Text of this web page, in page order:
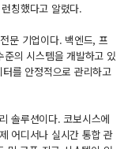
칭했다고 알렸다.
문 기업이다. 백엔드, 프
의 시스템을 개발하고 있
를 안정적으로 관리하고
솔루션이다. 코보시스에
어디서나 실시간 통합 관